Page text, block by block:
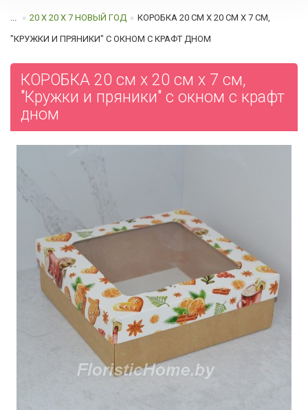
... 20 Х 20 Х 7 НОВЫЙ ГОД КОРОБКА 20 СМ Х 20 СМ Х 7 СМ,
"КРУЖКИ И ПРЯНИКИ" С ОКНОМ C КРАФТ ДНОМ
КОРОБКА 20 см х 20 см х 7 см,
"Кружки и пряники" с окном c крафт
дном